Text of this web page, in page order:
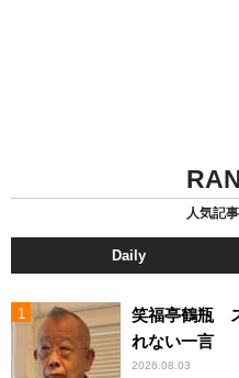
人気記
Daily
笑福亭鶴瓶
れない一言
2026.08.03